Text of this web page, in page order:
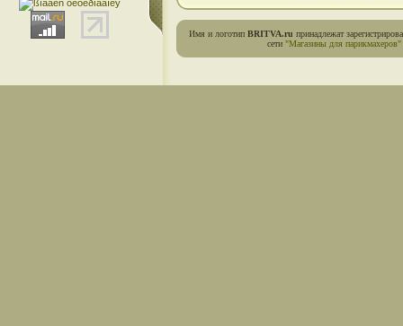
Имя и логотип BRITVA.ru принадлежат
сети "Магазины для парикмахеров"